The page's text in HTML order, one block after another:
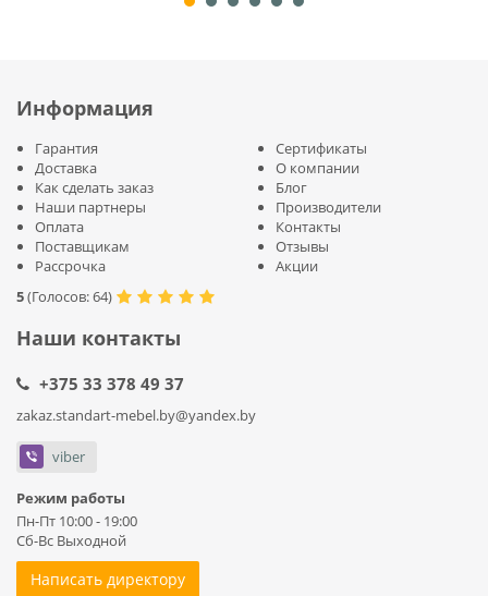
Информация
Гарантия
Доставка
Как сделать заказ
Наши партнеры
Оплата
Поставщикам
Рассрочка
Сертификаты
О компании
Блог
Производители
Контакты
Отзывы
Акции
5(Голосов:64)
Наши контакты
+375 33 378 49 37
zakaz.standart-mebel.by@yandex.by
viber
Режим работы
Пн-Пт 10:00 - 19:00
Сб-Вс Выходной
Написать директору